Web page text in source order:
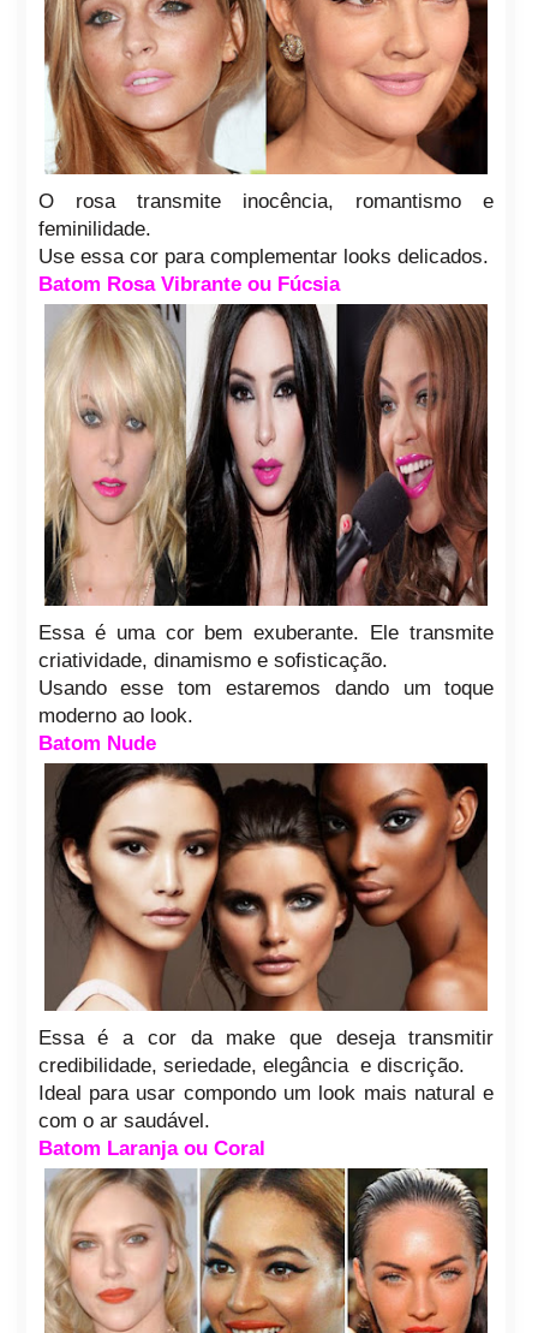
O rosa transmite inocência, romantismo e
feminilidade.
Use essa cor para complementar looks delicados.
Batom Rosa Vibrante ou Fúcsia
Essa é uma cor bem exuberante. Ele transmite
criatividade, dinamismo e sofisticação.
Usando esse tom estaremos dando um toque
moderno ao look.
Batom Nude
Essa é a cor da make que deseja transmitir
credibilidade, seriedade, elegância e discrição.
Ideal para usar compondo um look mais natural e
com o ar saudável.
Batom Laranja ou Coral